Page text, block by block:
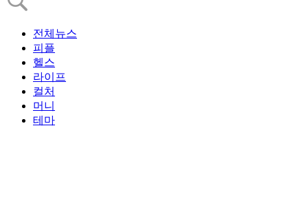
전체뉴스
피플
헬스
라이프
컬처
머니
테마